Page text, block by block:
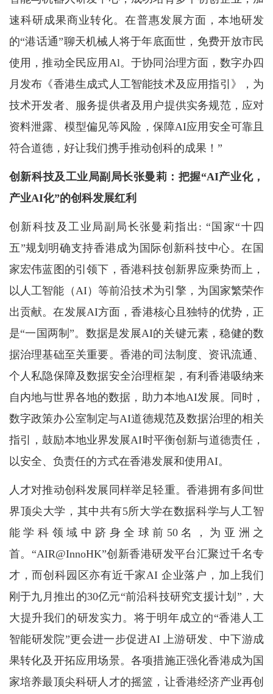
速科研成果商业转化。在普惠发展方面，本地研发
的“港话通”聊天机械人将于年底面世，免费开放市民
使用，推动全民应用Al。于协同治理方面，数字办四
月发布《香港生成式人工智能技术及应用指引》，为
技术开发者、服务提供者及用户提供实务规范，应对
资料泄露、模型偏见等风险，保障AI应用安全可靠且
符合道德，好让我们携手推动创科的成果！”
创新科技及工业局副局长张曼莉：把握“AI产业化，
产业AI化”的创科发展红利
创新科技及工业局副局长张曼莉指出: “国家“十四
五”规划明确支持香港成为国际创新科技中心。在国
家宏伟蓝图的引领下，香港科技创新界应乘势而上，
以人工智能（AI）等前沿技术为引擎，为国家繁荣作
出贡献。在发展AI方面，香港核心且独特的优势，正
是“一国两制”。数据是发展AI的关键元素，稳健的数
据治理基础至关重要。香港的司法制度、资讯流通、
个人私隐保障及数据安全治理框架，有利香港吸纳来
自内地与世界各地的数据，助力本地AI发展。同时，
数字政策办公室制定与AI道德规范及数据治理的相关
指引，鼓励本地业界发展AI时平衡创新与道德责任，
以安全、负责任的方式在香港发展和使用AI。
人才对推动创科发展同样举足轻重。香港拥有多间世
界顶尖大学，其中共有5所大学在数据科学与人工智
能学科领域中跻身全球前50名，为亚洲之
首。“AIR@InnoHK”创新香港研发平台汇聚过千名专
才，而创科园区亦有近千家AI 企业落户，加上我们
刚于九月推出的30亿元“前沿科技研究支援计划”，大
大提升我们的研发实力。将于明年成立的“香港人工
智能研发院”更会进一步促进AI 上游研发、中下游成
果转化及开拓应用场景。各项措施正强化香港成为国
家培养最顶尖科研人才的摇篮，让香港经济产业再创